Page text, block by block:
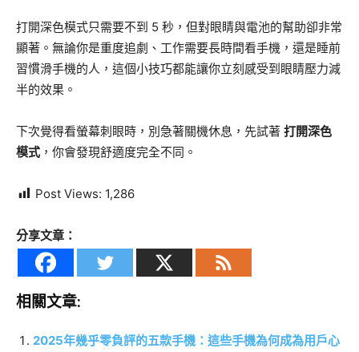
打開深色模式只需要不到 5 秒，但對眼睛與電池的幫助卻非常
顯著。無論你是重度追劇、工作需要長時間看手機，還是睡前
習慣滑手機的人，這個小技巧都能讓你立刻感受到眼睛壓力減
半的效果。
下次覺得看螢幕刺眼時，別急著關機休息，先試著 打開深色
模式 ，你會發現舒適度完全不同。
Post Views: 1,286
分享文章：
相關文章:
2025年幾乎零負評的五款手機：這些手機為何成為用戶心